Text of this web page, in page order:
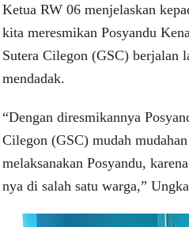
Ketua RW 06 menjelaskan
kita meresmikan Posyandu
Sutera Cilegon (GSC) berjalan
mendadak.
“Dengan diresmikannya
Cilegon (GSC) mudah
melaksanakan Posyandu,
nya di salah satu warga,”